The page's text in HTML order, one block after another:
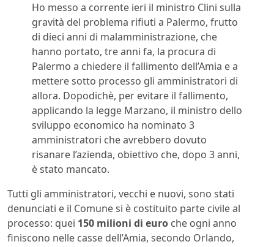
Ho messo a corrente ieri il ministro Clini sulla
gravità del problema rifiuti a Palermo, frutto
di dieci anni di malamministrazione, che
hanno portato, tre anni fa, la procura di
Palermo a chiedere il fallimento dell’Amia e a
mettere sotto processo gli amministratori di
allora. Dopodichè, per evitare il fallimento,
applicando la legge Marzano, il ministro dello
sviluppo economico ha nominato 3
amministratori che avrebbero dovuto
risanare l’azienda, obiettivo che, dopo 3 anni,
è stato mancato.
Tutti gli amministratori, vecchi e nuovi, sono stati
denunciati e il Comune si è costituito parte civile al
processo: quei 150 milioni di euro che ogni anno
finiscono nelle casse dell’Amia, secondo Orlando,